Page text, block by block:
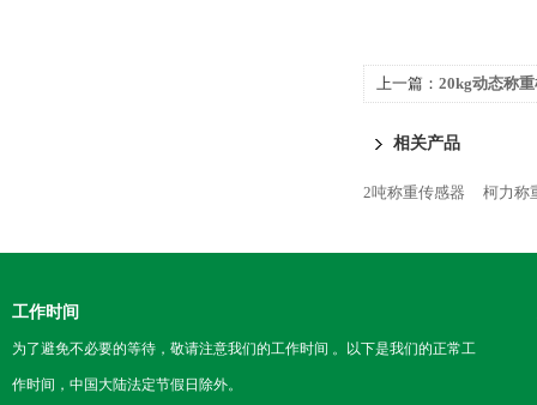
上一篇： 20kg动态称
相关产品
2吨称重传感器 柯力称
工作时间
为了避免不必要的等待，敬请注意我们的工作时间 。以下是我们的正常工
作时间，中国大陆法定节假日除外。